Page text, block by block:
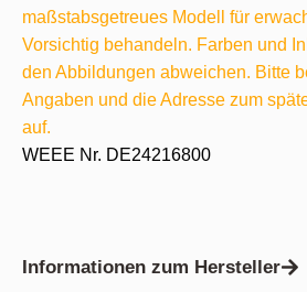
maßstabsgetreues Modell für
Vorsichtig behandeln. Farben und
den Abbildungen abweichen. Bitte
Angaben und die Adresse zum
auf.
WEEE Nr. DE24216800
Informationen zum Hersteller